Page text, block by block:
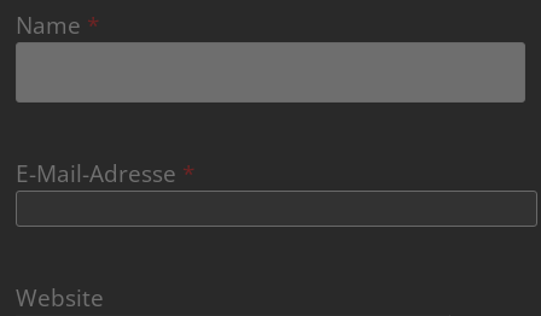
Name *
E-Mail-Adresse *
Website